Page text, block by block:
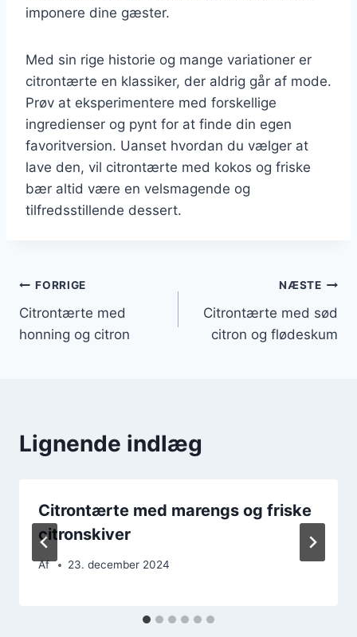
imponere dine gæster.
Med sin rige historie og mange variationer er
citrontærte en klassiker, der aldrig går af mode.
Prøv at eksperimentere med forskellige
ingredienser og pynt for at finde din egen
favoritversion. Uanset hvordan du vælger at
lave den, vil citrontærte med kokos og friske
bær altid være en velsmagende og
tilfredsstillende dessert.
Indlægsnavigation
FORRIGE
Citrontærte med
honning og citron
NÆSTE
Citrontærte med sød
citron og flødeskum
Lignende indlæg
Citrontærte med marengs og friske
citronskiver
Af 23. december 2024